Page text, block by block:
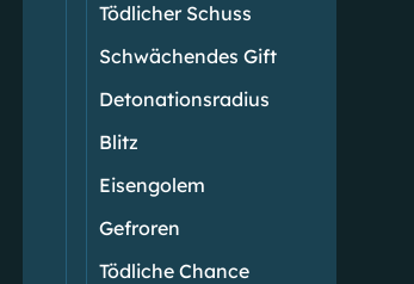
Tödlicher Schuss
Schwächendes Gift
Detonationsradius
Blitz
Eisengolem
Gefroren
Tödliche Chance